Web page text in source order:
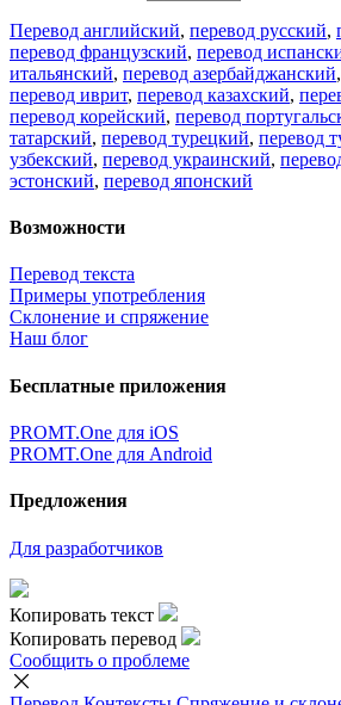
Перевод английский, перевод русский,
перевод французский, перевод
итальянский, перевод азербайджанский,
перевод иврит, перевод казахский,
перевод корейский, перевод
татарский, перевод турецкий, перевод
узбекский, перевод украинский,
эстонский, перевод японский
Возможности
Перевод текста
Примеры употребления
Склонение и спряжение
Наш блог
Бесплатные приложения
PROMT.One для iOS
PROMT.One для Android
Предложения
Для разработчиков
Копировать текст
Копировать перевод
Сообщить о проблеме